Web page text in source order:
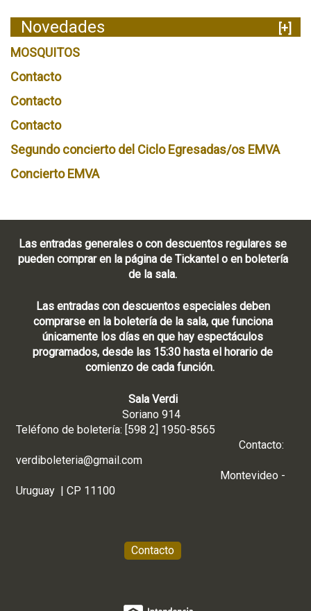
Novedades
[+]
MOSQUITOS
Contacto
Contacto
Contacto
Segundo concierto del Ciclo Egresadas/os EMVA
Concierto EMVA
Las entradas generales o con descuentos regulares se
pueden comprar en la página de Tickantel o en boletería
de la sala.
Las entradas con descuentos especiales deben
comprarse en la boletería de la sala, que funciona
únicamente los días en que hay espectáculos
programados, desde las 15:30 hasta el horario de
comienzo de cada función.
Sala Verdi
Soriano 914
Teléfono de boletería: [598 2] 1950-8565
Contacto:
verdiboleteria@gmail.com
Montevideo -
Uruguay | CP 11100
Contacto